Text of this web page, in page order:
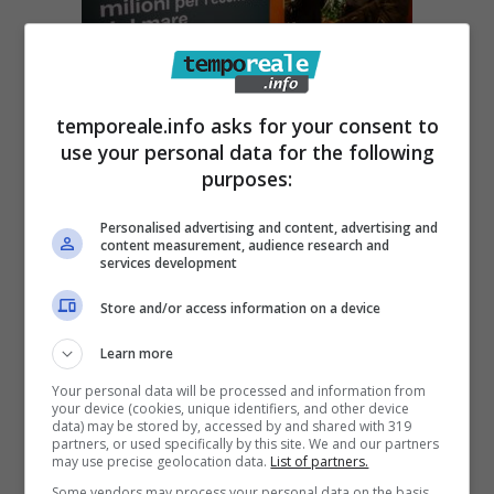
partire da una puntuale analisi del contesto
economico-sociale e normativo e s’inquadra
nelle strategie regionali di medio periodo
dettagliate in documenti d’indirizzo, tra gli
altri la S3 (Smart specialisation strategy) e il
Piano regionale di utilizzazione delle aree del
demanio marittimo con finalità turistico-
ricreative (PUAR).
Il Piano promuove, anche in cofinanziamento
con altri enti, azioni volte aridurre
temporeale.info asks for your consent to
use your personal data for the following
purposes:
Personalised advertising and content, advertising and
content measurement, audience research and
services development
Store and/or access information on a device
Learn more
Your personal data will be processed and information from
your device (cookies, unique identifiers, and other device
data) may be stored by, accessed by and shared with 319
partners, or used specifically by this site. We and our partners
may use precise geolocation data. List of partners.